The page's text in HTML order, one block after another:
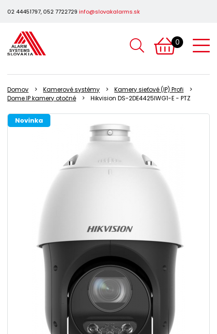
02 44451797, 052 7722729 info@slovakalarms.sk
0
Domov Kamerové systémy
Kamery sieťové (IP) Profi
Dome IP kamery otočné
Hikvision DS-2DE4425IWG1-E - PTZ
Novinka